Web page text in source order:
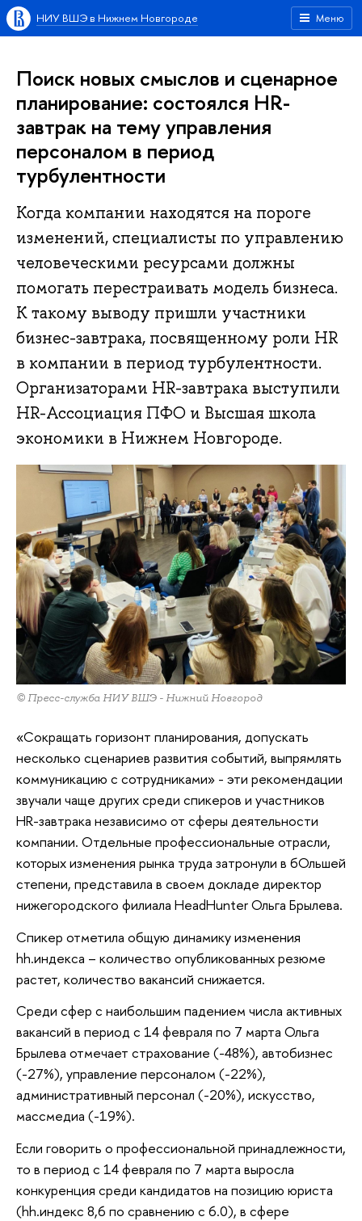
Меню
НИУ ВШЭ в Нижнем Новгороде
Поиск новых смыслов и сценарное
планирование: состоялся HR-
завтрак на тему управления
персоналом в период
турбулентности
Когда компании находятся на пороге
изменений, специалисты по управлению
человеческими ресурсами должны
помогать перестраивать модель бизнеса.
К такому выводу пришли участники
бизнес-завтрака, посвященному роли HR
в компании в период турбулентности.
Организаторами HR-завтрака выступили
HR-Ассоциация ПФО и Высшая школа
экономики в Нижнем Новгороде.
© Пресс-служба НИУ ВШЭ - Нижний Новгород
«Сокращать горизонт планирования, допускать
несколько сценариев развития событий, выпрямлять
коммуникацию с сотрудниками» - эти рекомендации
звучали чаще других среди спикеров и участников
HR-завтрака независимо от сферы деятельности
компании. Отдельные профессиональные отрасли,
которых изменения рынка труда затронули в бОльшей
степени, представила в своем докладе директор
нижегородского филиала HeadHunter Ольга Брылева.
Спикер отметила общую динамику изменения
hh.индекса – количество опубликованных резюме
растет, количество вакансий снижается.
Среди сфер с наибольшим падением числа активных
вакансий в период с 14 февраля по 7 марта Ольга
Брылева отмечает страхование (-48%), автобизнес
(-27%), управление персоналом (-22%),
административный персонал (-20%), искусство,
массмедиа (-19%).
Если говорить о профессиональной принадлежности,
то в период с 14 февраля по 7 марта выросла
конкуренция среди кандидатов на позицию юриста
(hh.индекс 8,6 по сравнению с 6.0), в сфере